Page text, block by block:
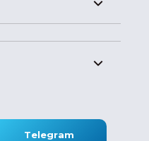
Telegram